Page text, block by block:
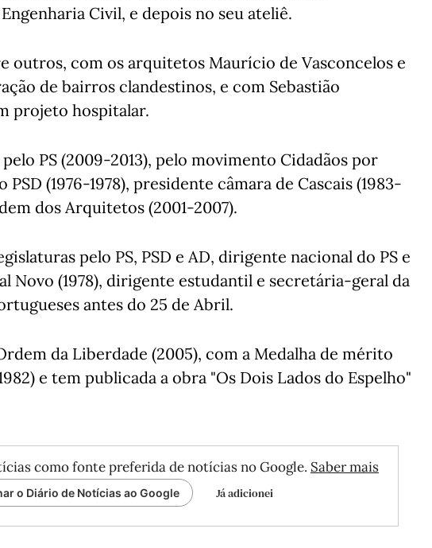
Civil, e depois no seu ateliê.
outros, com os arquitetos Maurício de Vasconcelos e
de bairros clandestinos, e com Sebastião
projeto hospitalar.
PS (2009-2013), pelo movimento Cidadãos por
(1976-1978), presidente câmara de Cascais (1983-
dos Arquitetos (2001-2007).
pelo PS, PSD e AD, dirigente nacional do PS e
Novo (1978), dirigente estudantil e secretária-geral da
antes do 25 de Abril.
da Liberdade (2005), com a Medalha de mérito
e tem publicada a obra "Os Dois Lados do Espelho"
como fonte preferida de notícias no Google. Saber mais
o Diário de Notícias ao Google Já adicionei